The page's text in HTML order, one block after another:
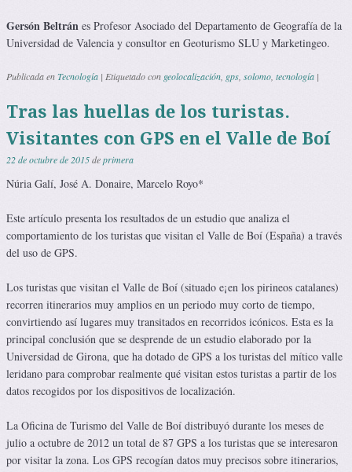
Gersón Beltrán es Profesor Asociado del Departamento de Geografía de la
Universidad de Valencia y consultor en Geoturismo SLU y Marketingeo.
Publicada enTecnología | Etiquetado con geolocalización, gps, solomo, tecnología |
Tras las huellas de los turistas.
Visitantes con GPS en el Valle de Boí
22 de octubre de 2015deprimera
Núria Galí, José A. Donaire, Marcelo Royo*
Este artículo presenta los resultados de un estudio que analiza el
comportamiento de los turistas que visitan el Valle de Boí (España) a través
del uso de GPS.
Los turistas que visitan el Valle de Boí (situado e¡en los pirineos catalanes)
recorren itinerarios muy amplios en un periodo muy corto de tiempo,
convirtiendo así lugares muy transitados en recorridos icónicos. Esta es la
principal conclusión que se desprende de un estudio elaborado por la
Universidad de Girona, que ha dotado de GPS a los turistas del mítico valle
leridano para comprobar realmente qué visitan estos turistas a partir de los
datos recogidos por los dispositivos de localización.
La Oficina de Turismo del Valle de Boí distribuyó durante los meses de
julio a octubre de 2012 un total de 87 GPS a los turistas que se interesaron
por visitar la zona. Los GPS recogían datos muy precisos sobre itinerarios,